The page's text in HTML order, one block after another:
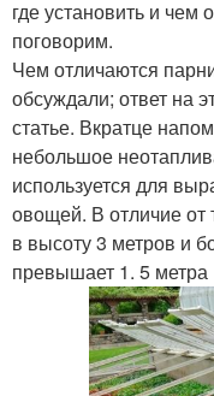
где установить и чем
поговорим.
Чем отличаются
обсуждали; ответ на
статье. Вкратце
небольшое
используется для
овощей. В отличие от
в высоту 3 метров и
превышает 1. 5 метра